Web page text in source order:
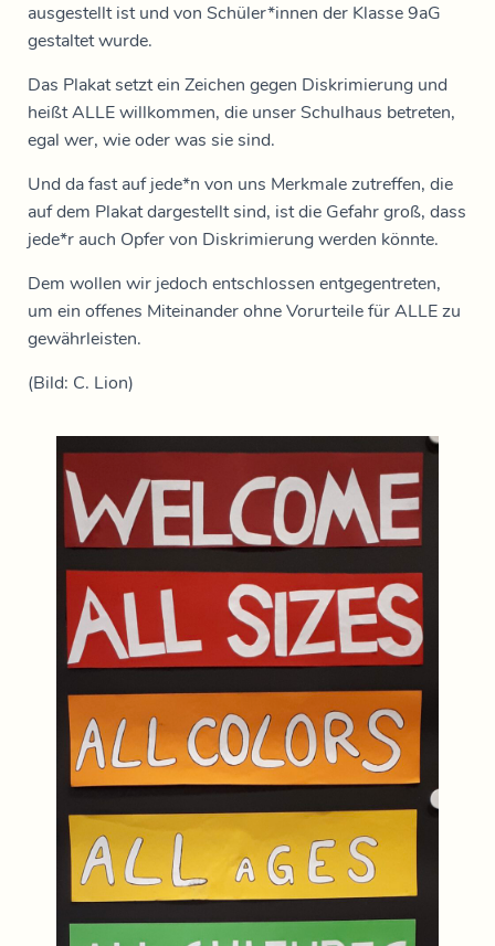
ausgestellt ist und von Schüler*innen der Klasse 9aG
gestaltet wurde.
Das Plakat setzt ein Zeichen gegen Diskrimierung und
heißt ALLE willkommen, die unser Schulhaus betreten,
egal wer, wie oder was sie sind.
Und da fast auf jede*n von uns Merkmale zutreffen, die
auf dem Plakat dargestellt sind, ist die Gefahr groß, dass
jede*r auch Opfer von Diskrimierung werden könnte.
Dem wollen wir jedoch entschlossen entgegentreten,
um ein offenes Miteinander ohne Vorurteile für ALLE zu
gewährleisten.
(Bild: C. Lion)